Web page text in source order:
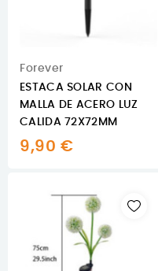
Forever
ESTACA SOLAR CON
MALLA DE ACERO LUZ
CALIDA 72X72MM
9,90 €